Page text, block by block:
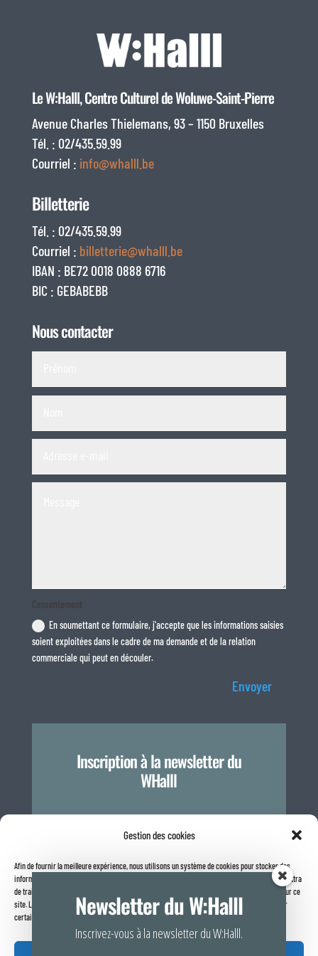
Gestion des cookies
Afin de fournir la meilleure expérience, nous utilisons un système de cookies pour stocker des
informations sur votre navigateur internet. Le fait de consentir à ces technologies nous permettra
de traiter des données telles que le comportement de navigation ou les identifiants uniques sur ce
site. Le fait de ne pas consentir ou de retirer son consentement peut avoir un effet négatif sur
certaines caractéristiques et fonctions.
Le W:Halll, Centre Culturel de Woluwe-Saint-Pierre
Avenue Charles Thielemans, 93 – 1150 Bruxelles
Tél. : 02/435.59.99
Courriel : info@whalll.be
Billetterie
Tél. : 02/435.59.99
Courriel : billetterie@whalll.be
IBAN : BE72 0018 0888 6716
BIC : GEBABEBB
Nous contacter
Consentement
En soumettant ce formulaire, j'accepte que les informations saisies
soient exploitées dans le cadre de ma demande et de la relation
commerciale qui peut en découler.
Envoyer
Inscription à la newsletter du
WHalll
Je m'inscris
Newsletter du W:Halll
Inscrivez-vous à la newsletter du W:Halll.